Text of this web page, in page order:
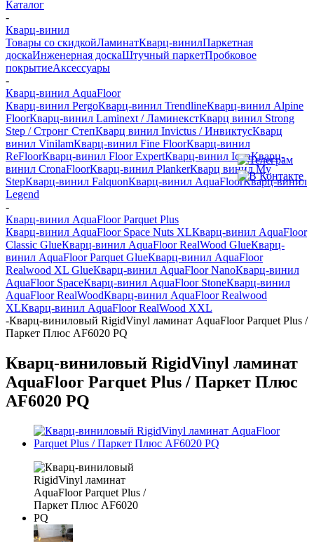
Каталог
-
Кварц-винил
Товары со скидкойЛаминатКварц-винилПаркетная
доскаИнженерная доскаШтучный паркетПробковое
покрытиеАксессуары
-
Кварц-винил AquaFloor
Кварц-винил PergoКварц-винил TrendlineКварц-винил Alpine
FloorКварц-винил Laminext / ЛаминекстКварц винил Strong
Step / Стронг СтепКварц винил Invictus / ИнвиктусКварц
винил VinilamКварц-винил Fine FloorКварц-винил
ReFloorКварц-винил Floor ExpertКварц-винил IconКварц-
винил CronaFloorКварц-винил PlankerКварц винил My
StepКварц-винил FalquonКварц-винил AquaFloorКварц-винил
Legend
-
Кварц-винил AquaFloor Parquet Plus
Кварц-винил AquaFloor Space Nuts XLКварц-винил AquaFloor
Classic GlueКварц-винил AquaFloor RealWood GlueКварц-
винил AquaFloor Parquet GlueКварц-винил AquaFloor
Realwood XL GlueКварц-винил AquaFloor NanoКварц-винил
AquaFloor SpaceКварц-винил AquaFloor StoneКварц-винил
AquaFloor RealWoodКварц-винил AquaFloor Realwood
XLКварц-винил AquaFloor RealWood XXL
-Кварц-виниловый RigidVinyl ламинат AquaFloor Parquet Plus /
Паркет Плюс AF6020 PQ
Кварц-виниловый RigidVinyl ламинат
AquaFloor Parquet Plus / Паркет Плюс
AF6020 PQ